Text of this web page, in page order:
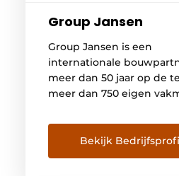
Group Jansen
Group Jansen is een
internationale
meer dan 50 jaar op de
meer dan 750 eigen
denken wij van binnen
buiten. En zetten we de
die in een gebouw
Bekijk